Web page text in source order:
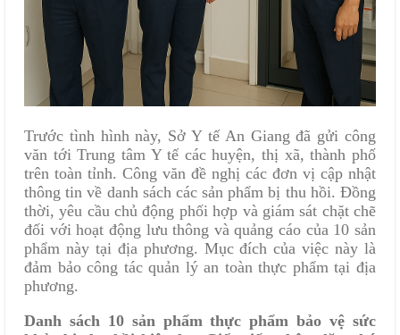
Trước tình hình này, Sở Y tế An Giang đã gửi công
văn tới Trung tâm Y tế các huyện, thị xã, thành phố
trên toàn tỉnh. Công văn đề nghị các đơn vị cập nhật
thông tin về danh sách các sản phẩm bị thu hồi. Đồng
thời, yêu cầu chủ động phối hợp và giám sát chặt chẽ
đối với hoạt động lưu thông và quảng cáo của 10 sản
phẩm này tại địa phương. Mục đích của việc này là
đảm bảo công tác quản lý an toàn thực phẩm tại địa
phương.
Danh sách 10 sản phẩm thực phẩm bảo vệ sức